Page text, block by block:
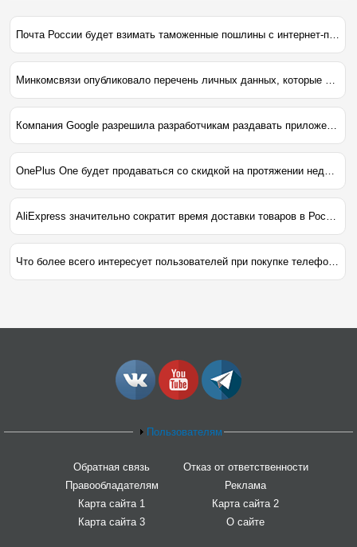
Почта России будет взимать таможенные пошлины с интернет-покупок россиян
Компания Google разрешила разработчикам раздавать приложения со 100%-й скидкой
Что более всего интересует пользователей при покупке телефона?
Пользователям
Обратная связь
Отказ от ответственности
Правообладателям
Реклама
Карта сайта 1
Карта сайта 2
Карта сайта 3
О сайте